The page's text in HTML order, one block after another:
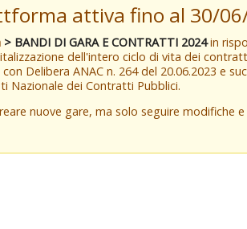
attiva fino al 30/
> BANDI DI GARA E CONTRATTI 2024in
dell'intero ciclo di vita dei
Delibera ANAC n. 264 del 20.06.2023 e
Nazionale dei Contratti Pubblici.
nuove gare, ma solo seguire